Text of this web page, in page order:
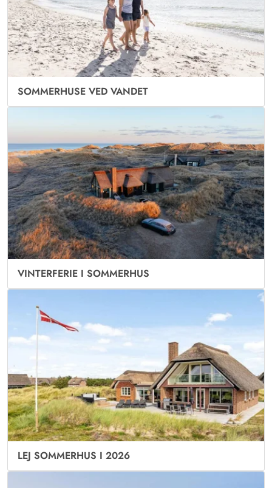
SOMMERHUSE VED VANDET
VINTERFERIE I SOMMERHUS
LEJ SOMMERHUS I 2026